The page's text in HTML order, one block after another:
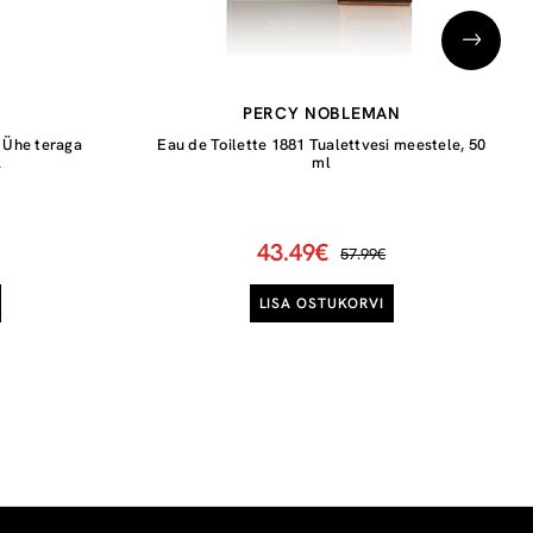
teraga
PERCY NOBLEMAN
Eau de Toilette 1881 Tualettvesi meestele, 50
ml
43.49€ 57.99€
LISA OSTUKORVI